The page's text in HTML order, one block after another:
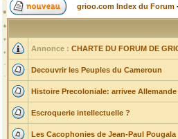
grioo.com Index du Forum
Annonce : CHARTE DU FORUM DE
Decouvrir les Peuples du Cameroun
Histoire Precoloniale: arrivee
Escroquerie intellectuelle ?
Les Cacophonies de Jean-Paul Pougala